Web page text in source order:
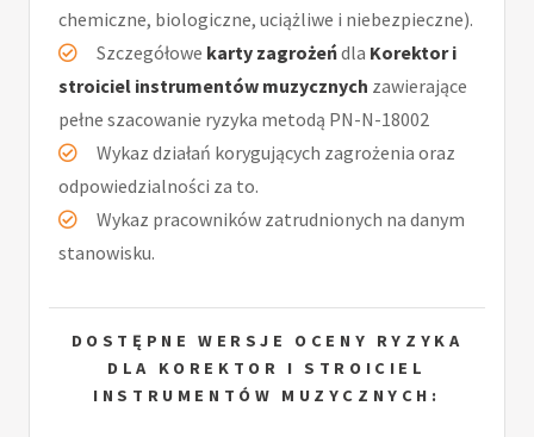
chemiczne, biologiczne, uciążliwe i niebezpieczne).
Szczegółowe karty zagrożeńdla Korektor i
stroiciel instrumentów muzycznych zawierające
pełne szacowanie ryzyka metodą PN-N-18002
Wykaz działań korygujących zagrożenia oraz
odpowiedzialności za to.
Wykaz pracowników zatrudnionych na danym
stanowisku.
DOSTĘPNE WERSJE OCENY RYZYKA
DLA KOREKTOR I STROICIEL
INSTRUMENTÓW MUZYCZNYCH: